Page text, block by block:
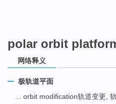
polar orbit
网络释义
极轨道平面
... orbit modification轨道变更,